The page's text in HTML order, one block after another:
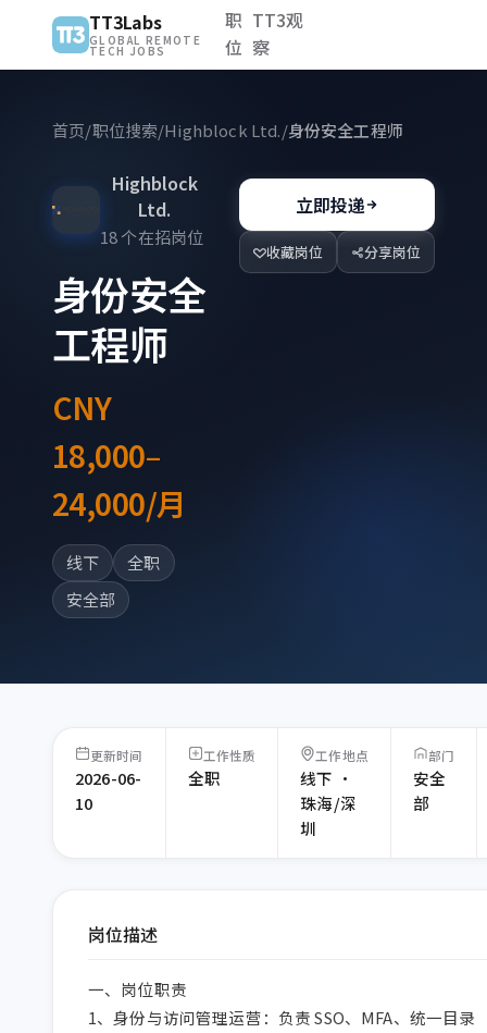
TT3Labs
GLOBAL REMOTE
TECH JOBS
职
位
TT3观
察
首页/职位搜索/Highblock Ltd./身份安全工程师
Highblock
Ltd.
18 个在招岗位
身份安全
工程师
CNY
18,000–
24,000/月
线下
全职
安全部
立即投递
收藏岗位 分享岗位
更新时间
2026-06-
10
工作性质
全职
工作地点
线下 ·
珠海/深
圳
部门
安全
部
岗位描述
一、岗位职责
1、身份与访问管理运营：负责 SSO、MFA、统一目录